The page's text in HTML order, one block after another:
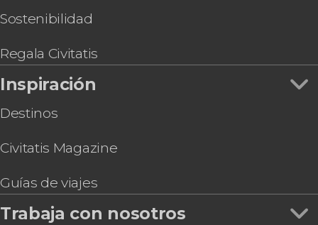
Sostenibilidad
Regala Civitatis
Inspiración
Destinos
Civitatis Magazine
Guías de viajes
Trabaja con nosotros